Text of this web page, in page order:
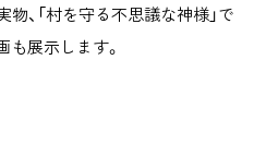
、「村を守る不思議な神様」で
展示します。